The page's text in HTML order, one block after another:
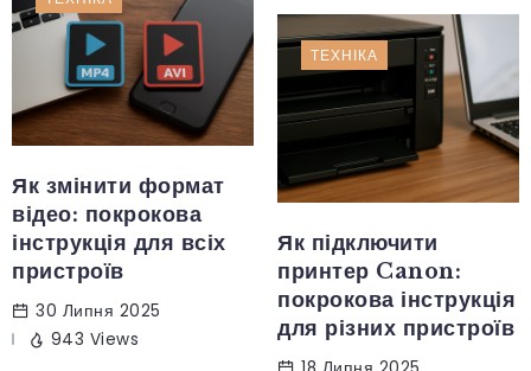
Як змінити формат
відео: покрокова
інструкція для всіх
пристроїв
30 Липня 2025
943 Views
ТЕХНІКА
Як підключити
принтер Canon:
покрокова інструкція
для різних пристроїв